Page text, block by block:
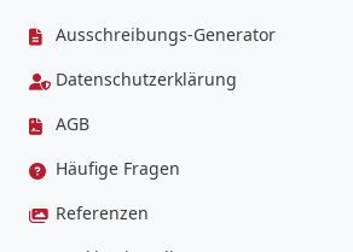
Ausschreibungs-Generator
Datenschutzerklärung
AGB
Häufige Fragen
Referenzen